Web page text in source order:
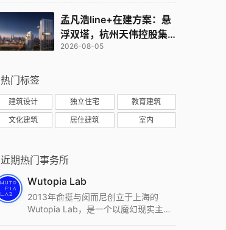
孟凡浩line+在建方案：悬
浮双塔，杭州天伟控股集
团总部
2026-08-05
热门标签
建筑设计 独立住宅 教育建筑
文化建筑 居住建筑 室内
近期热门事务所
Wutopia Lab
2013年俞挺与闵而尼创立于上海的
Wutopia Lab，是一个以魔幻现实主